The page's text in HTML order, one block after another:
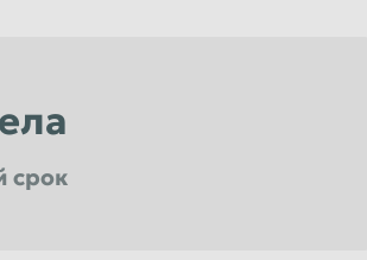
срок